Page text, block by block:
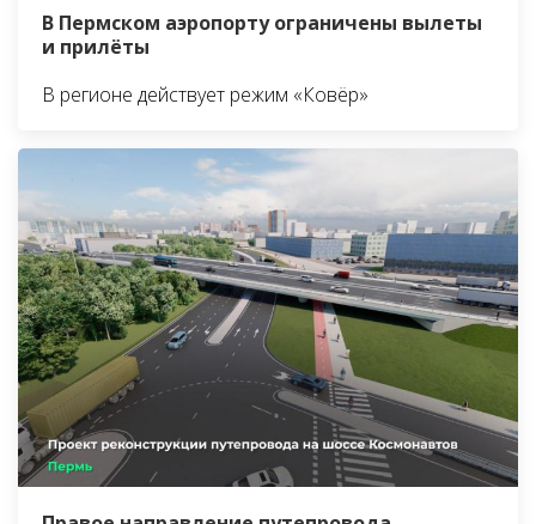
В Пермском аэропорту ограничены вылеты
и прилёты
В регионе действует режим «Ковёр»